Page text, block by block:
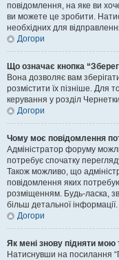
повідомлення, на яке ви
ви можете це зробити.
необхідних для
Догори
Що означає кнопка
Вона дозволяє вам
розмістити їх пізніше. Для
керування у розділ
Догори
Чому моє повідомлення
Адміністратор форуму
потребує спочатку
Також можливо, що
повідомлення яких
розміщенням. Будь-ласка,
більш детальної інформації.
Догори
Як мені знову підняти мою
Натиснувши на посилання